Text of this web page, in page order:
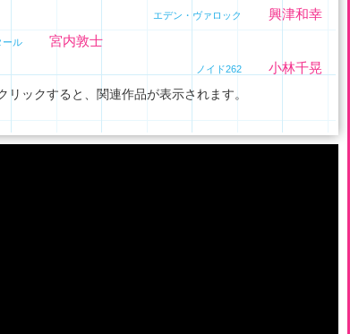
エデン・ヴァロック 興津和幸
ール 宮内敦士
ノイド262 小林千晃
リックすると、関連作品が表示されます。